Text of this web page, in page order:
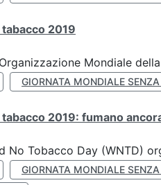
2019
Mondiale
GIORNATA MONDIALE
2019: fumano
No Tobacco Day (WNTD)
GIORNATA MONDIALE